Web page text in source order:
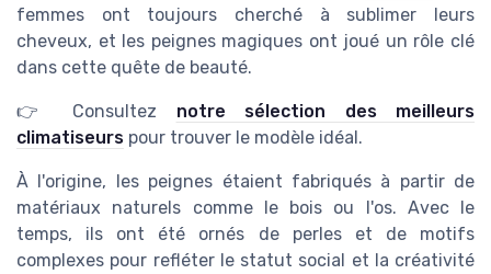
femmes ont toujours cherché à sublimer leurs
cheveux, et les peignes magiques ont joué un rôle clé
dans cette quête de beauté.
👉 Consultez notre sélection des meilleurs
climatiseurs pour trouver le modèle idéal.
À l'origine, les peignes étaient fabriqués à partir de
matériaux naturels comme le bois ou l'os. Avec le
temps, ils ont été ornés de perles et de motifs
complexes pour refléter le statut social et la créativité